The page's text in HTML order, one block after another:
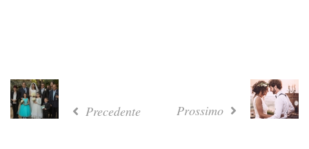
Precedente Prossimo